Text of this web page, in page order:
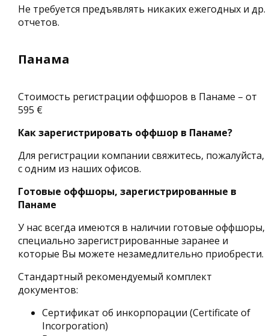
Не требуется предъявлять никаких ежегодных и др.
отчетов.
Панама
Стоимость регистрации оффшоров в Панаме – от
595 €
Как зарегистрировать оффшор в Панаме?
Для регистрации компании свяжитесь, пожалуйста,
с одним из наших офисов.
Готовые оффшоры, зарегистрированные в
Панаме
У нас всегда имеются в наличии готовые оффшоры,
специально зарегистрированные заранее и
которые Вы можете незамедлительно приобрести.
Стандартный рекомендуемый комплект
документов:
Сертификат об инкорпорации (Certificate of
Incorporation)